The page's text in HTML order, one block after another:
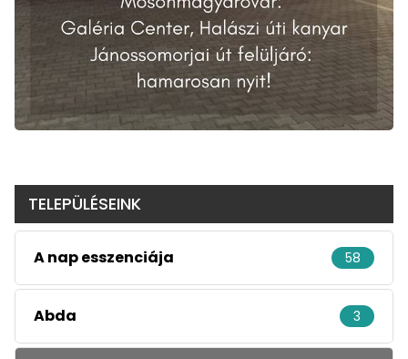
TELEPÜLÉSEINK
A nap esszenciája 58
Abda 3